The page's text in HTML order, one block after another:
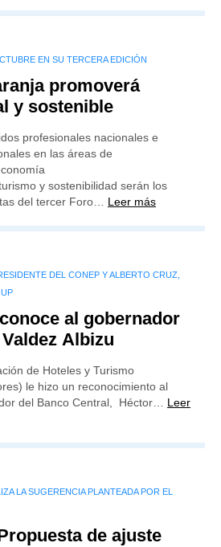
EN SU TERCERA EDICIÓN
promoverá
y sostenible
profesionales nacionales e
en las áreas de
y sostenibilidad serán los
del tercer Foro… Leer más
DEL CONEP Y ALBERTO CRUZ,
al gobernador
Albizu
de Hoteles y Turismo
le hizo un reconocimiento al
del Banco Central, Héctor… Leer
LA SUGERENCIA PLANTEADA POR EL
de ajuste